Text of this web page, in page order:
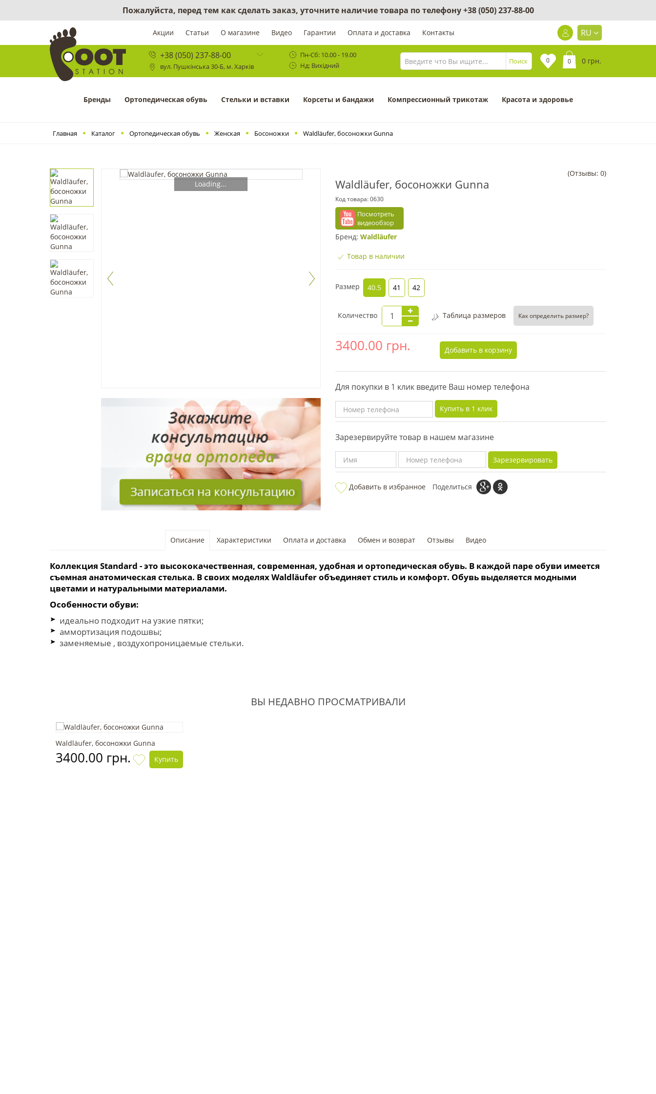
Пожалуйста, перед тем как сделать заказ, уточните наличие товара по телефону+38 (050) 237-88-00
Акции Статьи О магазине Видео Гарантии Оплата и доставка Контакты RU
+38 (050) 237-88-00
вул. Пушкінська 30-Б, м. Харків
Пн-Сб: 10.00 - 19.00
Нд: Вихідний
Поиск 0 0 0 грн.
Бренды Ортопедическая обувь Cтельки и вставки Корсеты и бандажи Компрессионный трикотаж Красота и здоровье
Главная Каталог Ортопедическая обувь Женская Босоножки Waldläufer, босоножки Gunna
Loading... Waldläufer, босоножки Gunna
Код товара:0630
Посмотреть
видеообзор
(Отзывы: 0)
Бренд: Waldläufer
Товар в наличии
Размер 40.5 41 42
Количество Таблица размеров Как определить размер?
3400.00 грн. Добавить в корзину
Для покупки в 1 клик введите Ваш номер телефона
Купить в 1 клик
Зарезервируйте товар в нашем магазине
Зарезервировать
Добавить в избранное Поделиться
Описание Характеристики Оплата и доставка Обмен и возврат Отзывы Видео
Коллекция Standard - это высококачественная, современная, удобная и ортопедическая обувь. В каждой паре обуви имеется
съемная анатомическая стелька. В своих моделях Waldläufer объединяет стиль и комфорт. Обувь выделяется модными
цветами и натуральными материалами.
Особенности обуви:
идеально подходит на узкие пятки;
аммортизация подошвы;
заменяемые , воздухопроницаемые стельки.
ВЫ НЕДАВНО ПРОСМАТРИВАЛИ
Waldläufer, босоножки Gunna
3400.00 грн. Купить